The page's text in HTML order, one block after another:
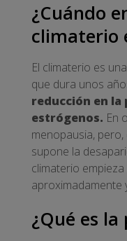
¿Cuándo
climaterio
El climaterio es
que dura unos
reducción en la
estrógenos. En
menopausia,
supone la
climaterio
aproximadamente
¿Qué es